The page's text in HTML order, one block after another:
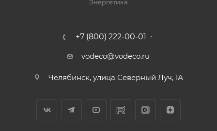
Энергетика
+7 (800) 222-00-01
vodeco@vodeco.ru
Челябинск, улица Северный Луч, 1А